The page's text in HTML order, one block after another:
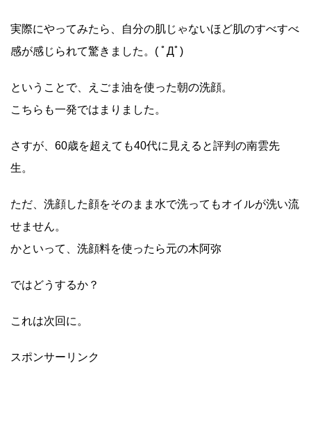
実際にやってみたら、自分の肌じゃないほど肌のすべすべ
感が感じられて驚きました。( ﾟДﾟ)
ということで、えごま油を使った朝の洗顔。
こちらも一発ではまりました。
さすが、60歳を超えても40代に見えると評判の南雲先
生。
ただ、洗顔した顔をそのまま水で洗ってもオイルが洗い流
せません。
かといって、洗顔料を使ったら元の木阿弥
ではどうするか？
これは次回に。
スポンサーリンク